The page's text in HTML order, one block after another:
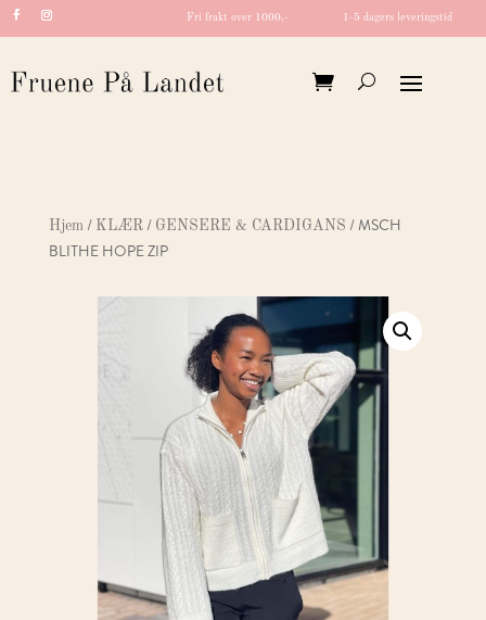
Fri frakt over 1000,- 1-5 dagers leveringstid
Hjem/ KLÆR/ GENSERE & CARDIGANS / MSCH
BLITHE HOPE ZIP